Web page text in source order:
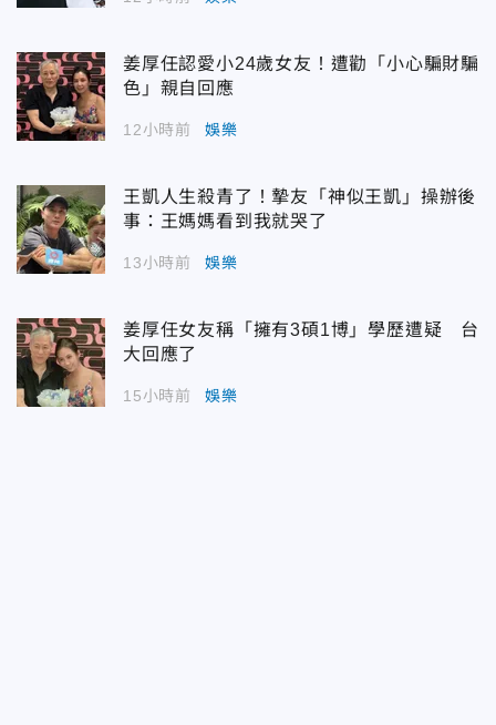
姜厚任認愛小24歲女友！遭勸「小心騙財騙
色」親自回應
12小時前 娛樂
王凱人生殺青了！摯友「神似王凱」操辦後
事：王媽媽看到我就哭了
13小時前 娛樂
姜厚任女友稱「擁有3碩1博」學歷遭疑 台
大回應了
15小時前 娛樂